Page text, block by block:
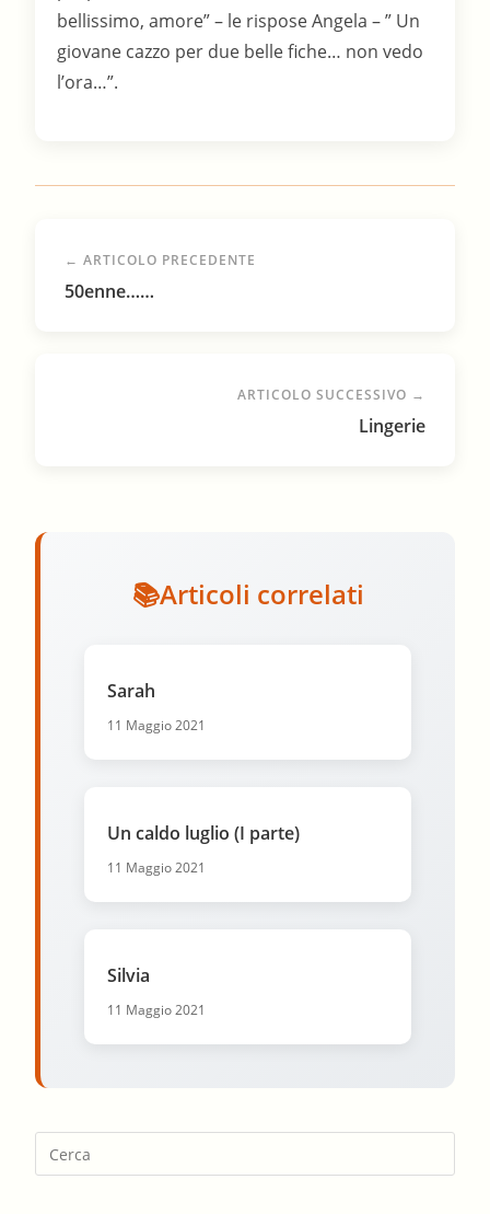
← ARTICOLO PRECEDENTE
50enne……
ARTICOLO SUCCESSIVO →
Lingerie
Articoli correlati
Sarah
11 Maggio 2021
Un caldo luglio (I parte)
11 Maggio 2021
Silvia
11 Maggio 2021